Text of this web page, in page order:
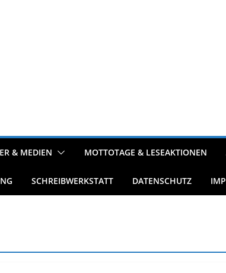
& MEDIEN MOTTOTAGE & LESEAKTIONEN
SCHREIBWERKSTATT DATENSCHUTZ